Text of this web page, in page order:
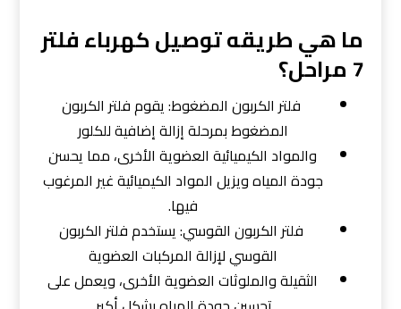
ما هي طريقه توصيل كهرباء فلتر
7 مراحل؟
فلتر الكربون المضغوط: يقوم فلتر الكربون
المضغوط بمرحلة إزالة إضافية للكلور
والمواد الكيميائية العضوية الأخرى، مما يحسن
جودة المياه ويزيل المواد الكيميائية غير المرغوب
فيها.
فلتر الكربون القوسي: يستخدم فلتر الكربون
القوسي لإزالة المركبات العضوية
الثقيلة والملوثات العضوية الأخرى، ويعمل على